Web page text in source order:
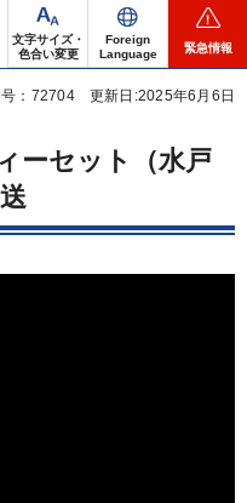
文字サイズ・
色合い変更
Foreign
Language
緊急情報
：72704 更新日:2025年6月6日
ーセット（水戸